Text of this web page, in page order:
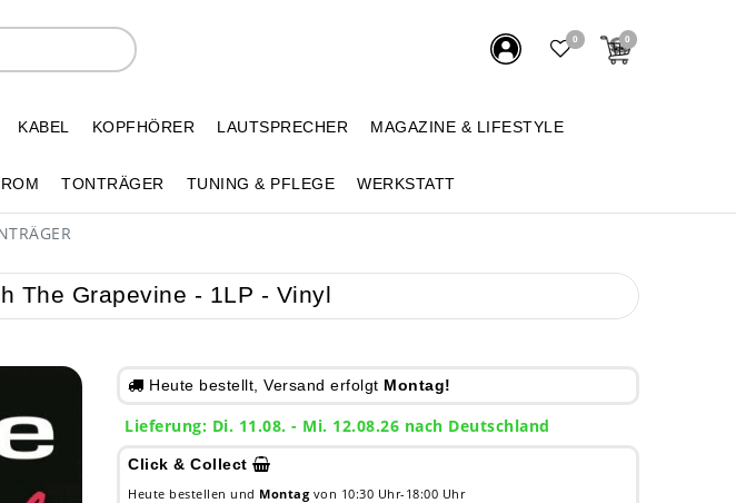
0 0
KABEL KOPFHÖRER LAUTSPRECHER MAGAZINE & LIFESTYLE
TONTRÄGER TUNING & PFLEGE WERKSTATT
The Grapevine - 1LP - Vinyl
Heute bestellt, Versand erfolgt Montag!
Lieferung: Di. 11.08. - Mi. 12.08.26 nach Deutschland
Click & Collect
Heute bestellen und Montag von 10:30 Uhr-18:00 Uhr